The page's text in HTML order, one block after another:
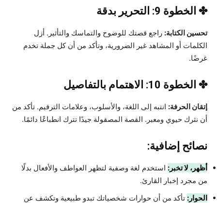
✤ الخطوة 9: التحرير بدقة
تحسين الكتابة: راجع قصتك للوضوح والتماسك والتأثير. أزل
الكلمات أو المشاهد غير الضرورية، وتأكد من أن كل جملة تخدم
غرضًا.
✤ الخطوة 10: الاهتمام بالتفاصيل
إتقان الحرفة: انتبه إلى اللغة، والأسلوب، وعلامات الترقيم. تأكد من
أن نثرك حيوي ومعبر. القصة المصقولة جيدًا تترك انطباعًا دائمًا.
نصائح إضافية:
أظهر، لا تخبر: استخدم لغة وصفية لتظهر العواطف والأفعال بدلًا
من مجرد إخبار القارئ.
الحوار: تأكد من أن حوارات شخصياتك تبدو طبيعية وتكشف عن